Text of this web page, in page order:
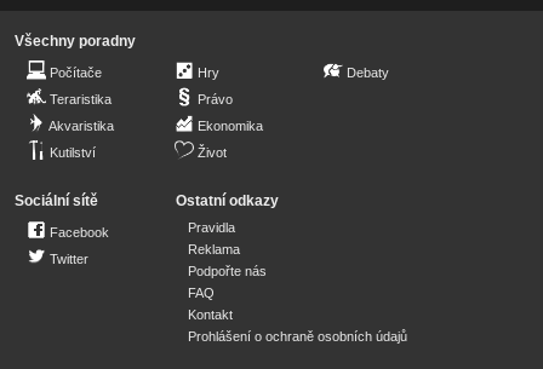
Všechny poradny
Počítače
Teraristika
Akvaristika
Kutilství
Hry
Právo
Ekonomika
Život
Debaty
Sociální sítě
Facebook
Twitter
Ostatní odkazy
Pravidla
Reklama
Podpořte nás
FAQ
Kontakt
Prohlášení o ochraně osobních údajů